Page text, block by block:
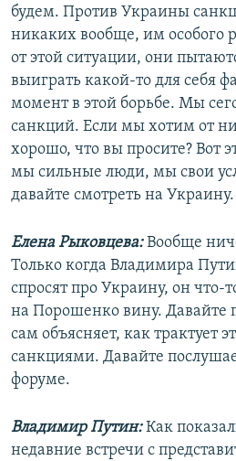
будем. Против Украины
никаких вообще, им особого
от этой ситуации, они
выиграть какой-то для себя
момент в этой борьбе. Мы
санкций. Если мы хотим от
хорошо, что вы просите? Вот
мы сильные люди, мы свои
давайте смотреть на
Елена Рыковцева:Вообще
Только когда Владимира
спросят про Украину, он что-
на Порошенко вину. Давайте
сам объясняет, как трактует
санкциями. Давайте
форуме.
Владимир Путин:Как
недавние встречи с